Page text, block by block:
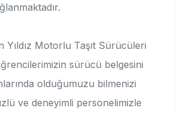
Yıldız Motorlu Taşıt Sürücüleri
sürücü belgesini
olduğumuzu bilmenizi
ve deneyimli personelimizle